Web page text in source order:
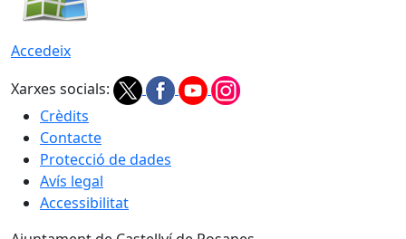
Accedeix
Xarxes socials:
Crèdits
Contacte
Protecció de dades
Avís legal
Accessibilitat